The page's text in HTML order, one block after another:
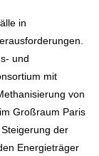
in
und
mit
von
Großraum Paris
der
Energieträger